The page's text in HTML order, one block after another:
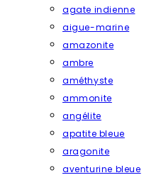
agate indienne
aigue-marine
amazonite
ambre
améthyste
ammonite
angélite
apatite bleue
aragonite
aventurine bleue